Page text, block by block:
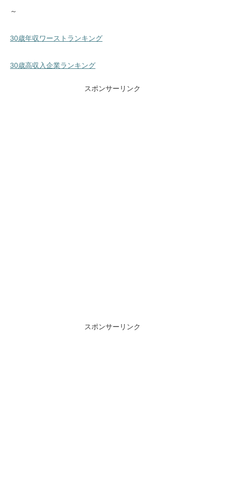
～
30歳年収ワーストランキング
30歳高収入企業ランキング
スポンサーリンク
スポンサーリンク